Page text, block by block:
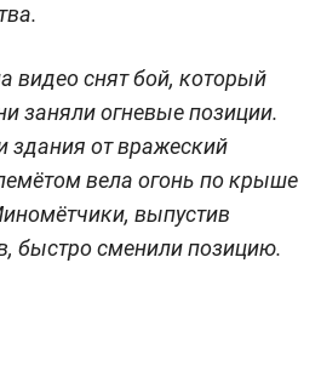
видео снят бой, который
заняли огневые позиции.
от вражеский
вела огонь по крыше
выпустив
быстро сменили позицию.